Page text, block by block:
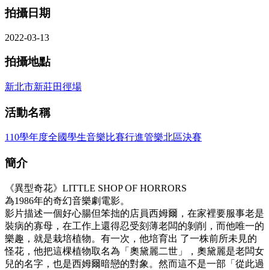
拍攝日期
2022-03-13
拍攝地點
新北市新莊田徑場
活動名稱
110學年度全國學生音樂比賽行進管樂北區決賽
簡介
《異型奇花》LITTLE SHOP OF HORRORS
為1986年的奇幻音樂劇電影。
影片描述一個好心腸但笨拙的店員西姆爾，在家裡要服事老是
裝病的寡母，在工作上還得忍受刻薄老闆的剝削，而他唯一的
樂趣，就是栽培植物。有一次，他培育出 了一株前所未見的
怪花，他把這棵植物取名為「奧黛麗二世」，奧黛麗是老闆女
兒的名字，也是西姆爾暗戀的對象。然而這不是一部「從此過